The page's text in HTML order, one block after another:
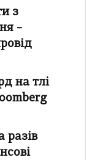
з
–
на тлі
разів